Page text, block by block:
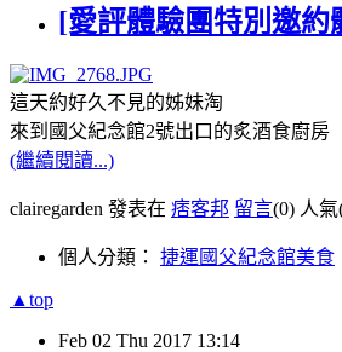
[愛評體驗團特別邀約
這天約好久不見的姊妹淘
來到國父紀念館2號出口的炙酒食廚房
(繼續閱讀...)
clairegarden 發表在 痞客邦 留言(0) 人氣
個人分類： 捷運國父紀念館美食
▲top
Feb 02 Thu 2017 13:14